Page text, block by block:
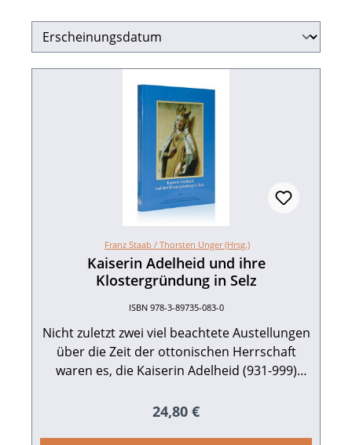
Franz Staab / Thorsten Unger (Hrsg.)
Kaiserin Adelheid und ihre
Klostergründung in Selz
ISBN 978-3-89735-083-0
Nicht zuletzt zwei viel beachtete Austellungen
über die Zeit der ottonischen Herrschaft
waren es, die Kaiserin Adelheid (931-999)
Die Kölner Theophanu-Austellung von 1991
Regulärer Preis:
24,80 €